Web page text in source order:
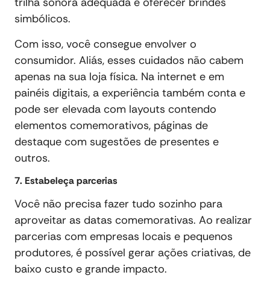
simbólicos.
Com isso, você consegue envolver o
consumidor. Aliás, esses cuidados não cabem
apenas na sua loja física. Na internet e em
painéis digitais, a experiência também conta e
pode ser elevada com layouts contendo
elementos comemorativos, páginas de
destaque com sugestões de presentes e
outros.
7. Estabeleça parcerias
Você não precisa fazer tudo sozinho para
aproveitar as datas comemorativas. Ao realizar
parcerias com empresas locais e pequenos
produtores, é possível gerar ações criativas, de
baixo custo e grande impacto.